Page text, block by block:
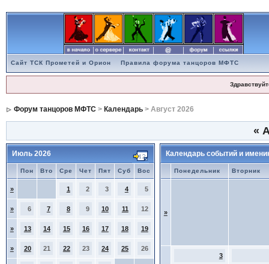
Сайт ТСК Прометей и Орион Правила форума танцоров МФТС
Форум танцоров МФТС> Календарь> Август 2026
«
Июль 2026
Пон Вто Сре Чет Пят Суб Вос
» 1 2 3 4 5
» 6 7 8 9 10 11 12
» 13 14 15 16 17 18 19
» 20 21 22 23 24 25 26
Календарь событий и
Понедельник Вторник
»
3